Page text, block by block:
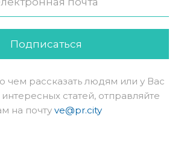
Подписаться
чем рассказать людям или у Вас
статей, отправляйте
на почту ve@pr.city